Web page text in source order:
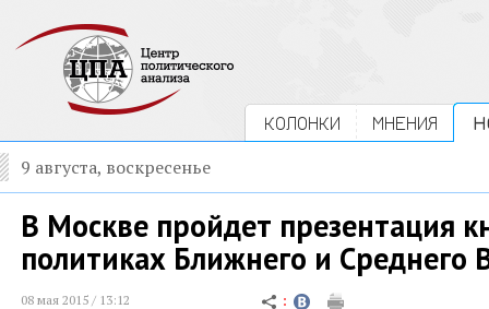
КОЛОНКИ МНЕНИЯ
9 августа, воскресенье
В Москве пройдет презентация
политиках Ближнего и Среднего
08 мая 2015 / 13:12